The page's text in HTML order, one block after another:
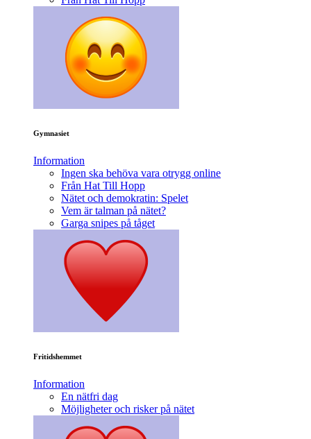
Gymnasiet
Information
Ingen ska behöva vara otrygg online
Från Hat Till Hopp
Nätet och demokratin: Spelet
Vem är talman på nätet?
Garga snipes på tåget
Fritidshemmet
Information
En nätfri dag
Möjligheter och risker på nätet